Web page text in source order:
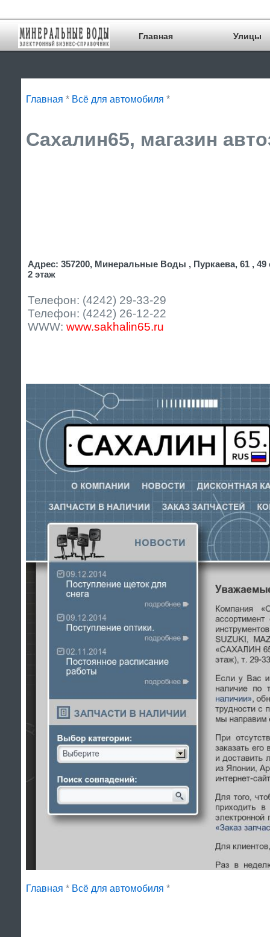
Главная Улицы
Главная * Всё для автомобиля *
Сахалин65, магазин
Адрес: 357200, Минеральные Воды , Пуркаева, 61 ,
2 этаж
Телефон: (4242) 29-33-29
Телефон: (4242) 26-12-22
WWW: www.sakhalin65.ru
Главная * Всё для автомобиля *